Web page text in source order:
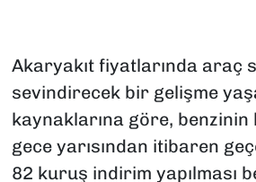
Akaryakıt fiyatlarında araç
sevindirecek bir gelişme
kaynaklarına göre, benzinin
gece yarısından itibaren
82 kuruş indirim yapılması